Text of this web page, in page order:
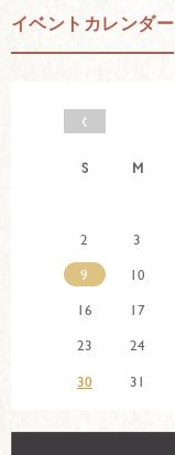
イベントカレンダー
‹
S M
2
3
9
10
16
17
23
24
30
31